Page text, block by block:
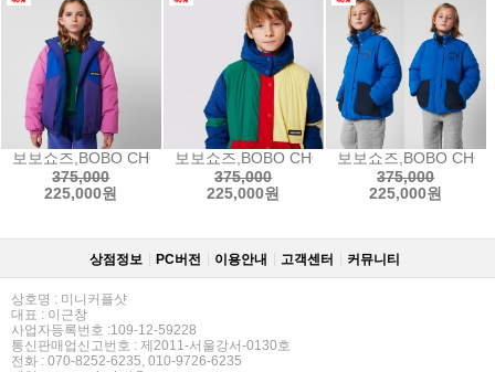
보보쇼즈,BOBO CHOSES Lucky Clover all over reversible anorak
375,000
225,000원
보보쇼즈,BOBO CHOSES Bobo Choses
375,000
225,000원
보보쇼즈,BOBO
375,000
225,000원
상점정보 PC버전 이용안내 고객센터 커뮤니티
상호명 : 미니커플샷
대표 : 이근창
사업자등록번호 :109-12-59228
통신판매업신고번호 : 제2011-서울강서-0130호
전화 : 070-8252-6235, 010-9726-6235